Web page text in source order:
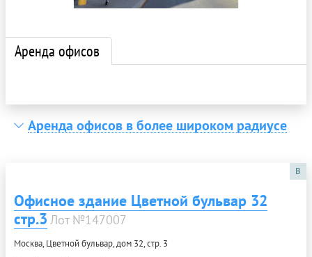
Аренда офисов
Аренда офисов в более широком радиусе
B
Офисное здание Цветной бульвар 32
стр.3 Лот №147007
Москва, Цветной бульвар, дом 32, стр. 3